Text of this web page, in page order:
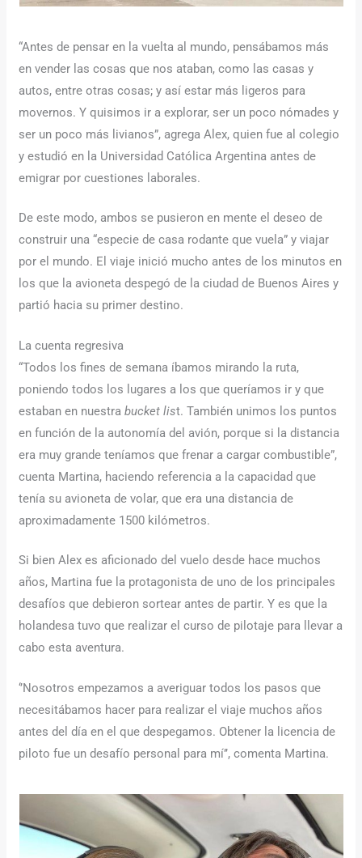
“Antes de pensar en la vuelta al mundo, pensábamos más
en vender las cosas que nos ataban, como las casas y
autos, entre otras cosas; y así estar más ligeros para
movernos. Y quisimos ir a explorar, ser un poco nómades y
ser un poco más livianos”, agrega Alex, quien fue al colegio
y estudió en la Universidad Católica Argentina antes de
emigrar por cuestiones laborales.
De este modo, ambos se pusieron en mente el deseo de
construir una “especie de casa rodante que vuela” y viajar
por el mundo. El viaje inició mucho antes de los minutos en
los que la avioneta despegó de la ciudad de Buenos Aires y
partió hacia su primer destino.
La cuenta regresiva
“Todos los fines de semana íbamos mirando la ruta,
poniendo todos los lugares a los que queríamos ir y que
estaban en nuestra bucket list. También unimos los puntos
en función de la autonomía del avión, porque si la distancia
era muy grande teníamos que frenar a cargar combustible”,
cuenta Martina, haciendo referencia a la capacidad que
tenía su avioneta de volar, que era una distancia de
aproximadamente 1500 kilómetros.
Si bien Alex es aficionado del vuelo desde hace muchos
años, Martina fue la protagonista de uno de los principales
desafíos que debieron sortear antes de partir. Y es que la
holandesa tuvo que realizar el curso de pilotaje para llevar a
cabo esta aventura.
‘’Nosotros empezamos a averiguar todos los pasos que
necesitábamos hacer para realizar el viaje muchos años
antes del día en el que despegamos. Obtener la licencia de
piloto fue un desafío personal para mí’’, comenta Martina.